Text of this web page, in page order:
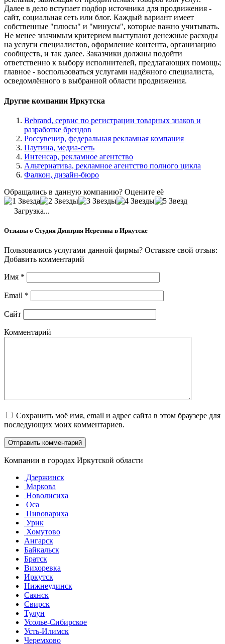
Далее в дело вступает подбор источника для продвижения -
сайт, социальная сеть или блог. Каждый вариант имеет
собственные "плюсы" и "минусы", которые важно учитывать.
Не менее значимым критерием выступают денежные расходы
на услуги специалистов, оформление контента, организацию
сообществ, и так далее. Заказчики должны подойти
ответственно к выбору исполнителей, предлагающих помощь;
главное - воспользоваться услугами надёжного специалиста,
осведомлённого в выбранной области продвижения.
Другие компании Иркутска
Bebrand, сервис по регистрации товарных знаков и
разработке брендов
Россувенир, федеральная рекламная компания
Паутина, медиа-сеть
Интенсар, рекламное агентство
Альтернатива, рекламное агентство полного цикла
Фалкон, дизайн-бюро
Обращались в данную компанию? Оцените её
Загрузка...
Отзывы о Студия Дмитрия Неретина в Иркутске
Пользовались услугами данной фирмы? Оставьте свой отзыв:
Добавить комментарий
Имя *
Email *
Сайт
Комментарий
Сохранить моё имя, email и адрес сайта в этом браузере для
последующих моих комментариев.
Компании в городах Иркутской области
Дзержинск
Маркова
Новолисиха
Оса
Пивовариха
Урик
Хомутово
Ангарск
Байкальск
Братск
Вихоревка
Иркутск
Нижнеудинск
Саянск
Свирск
Тулун
Усолье-Сибирское
Усть-Илимск
Черемхово